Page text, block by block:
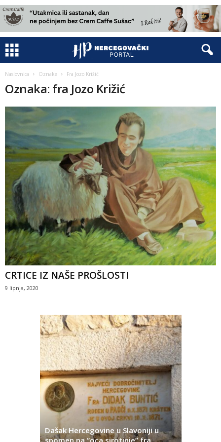
Naslovnica Oznake Fra Jozo Križić
Oznaka: fra Jozo Križić
CRTICE IZ NAŠE PROŠLOSTI
9 lipnja, 2020
Dašak Hercegovine u Slavoniji u